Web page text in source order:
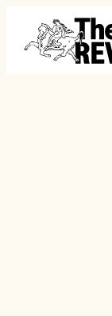
Ga naar de